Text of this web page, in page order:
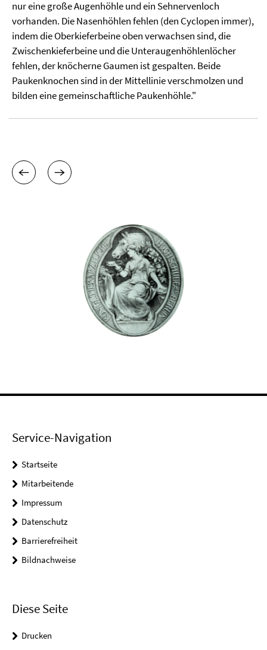
nur eine große Augenhöhle und ein Sehnervenloch
vorhanden. Die Nasenhöhlen fehlen (den Cyclopen immer),
indem die Oberkieferbeine oben verwachsen sind, die
Zwischenkieferbeine und die Unteraugenhöhlenlöcher
fehlen, der knöcherne Gaumen ist gespalten. Beide
Paukenknochen sind in der Mittellinie verschmolzen und
bilden eine gemeinschaftliche Paukenhöhle."
Service-Navigation
Startseite
Mitarbeitende
Impressum
Datenschutz
Barrierefreiheit
Bildnachweise
Diese Seite
Drucken